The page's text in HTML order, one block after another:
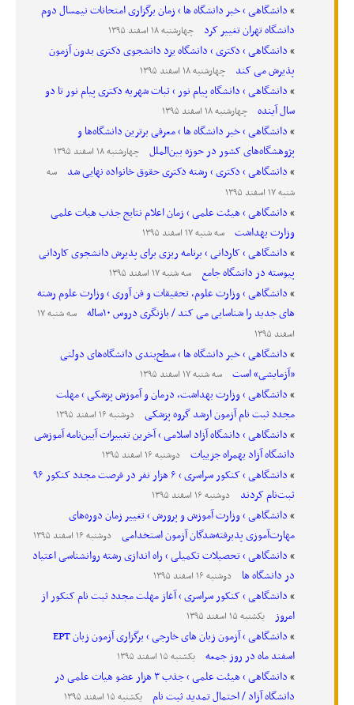
دانشگاهی › خبر دانشگاه ها › زمان برگزاری امتحانات نیمسال دوم
دانشگاه تهران تغییر کرد
چهارشنبه ۱۸ اسفند ۱۳۹۵
دانشگاهی › دکتری › دانشگاه یزد دانشجوی دکتری بدون آزمون
پذیرش می کند
چهارشنبه ۱۸ اسفند ۱۳۹۵
دانشگاهی › دانشگاه پیام نور › ثبات شهریه دکتری پیام نور تا دو
سال آینده
چهارشنبه ۱۸ اسفند ۱۳۹۵
دانشگاهی › خبر دانشگاه ها › معرفی برترین دانشگاه‌ها و
پژوهشگاه‌های کشور در حوزه بین‌الملل
چهارشنبه ۱۸ اسفند ۱۳۹۵
دانشگاهی › دکتری › رشته دکتری حقوق خانواده نهایی شد
سه
شنبه ۱۷ اسفند ۱۳۹۵
دانشگاهی › هیئت علمی › زمان اعلام نتایج جذب هیات علمی
وزارت بهداشت
سه شنبه ۱۷ اسفند ۱۳۹۵
دانشگاهی › کاردانی › برنامه ریزی برای پذیرش دانشجوی کاردانی
پیوسته در دانشگاه جامع
سه شنبه ۱۷ اسفند ۱۳۹۵
دانشگاهی › وزارت علوم، تحقیقات و فن آوری › وزارت علوم رشته
های جدید را شناسایی می کند / بازنگری دروس ۱۰ساله
سه شنبه ۱۷
اسفند ۱۳۹۵
دانشگاهی › خبر دانشگاه ها › سطح‌بندی دانشگاه‌های دولتی
«آزمایشی» است
سه شنبه ۱۷ اسفند ۱۳۹۵
دانشگاهی › وزارت بهداشت، درمان و آموزش پزشکی › مهلت
مجدد ثبت نام آزمون ارشد گروه پزشکی
دوشنبه ۱۶ اسفند ۱۳۹۵
دانشگاهی › دانشگاه آزاد اسلامی › آخرین تغییرات آیین‌نامه آموزشی
دانشگاه آزاد بهمراه جزییات
دوشنبه ۱۶ اسفند ۱۳۹۵
دانشگاهی › کنکور سراسری › ۶ هزار نفر در فرصت مجدد کنکور ۹۶
ثبت‌نام کردند
دوشنبه ۱۶ اسفند ۱۳۹۵
دانشگاهی › وزارت آموزش و پرورش › تغییر زمان دوره‌های
مهارت‌آموزی پذیرفته‌شدگان آزمون استخدامی
دوشنبه ۱۶ اسفند ۱۳۹۵
دانشگاهی › تحصیلات تکمیلی › راه اندازی رشته روانشناسی اعتیاد
در دانشگاه ها
دوشنبه ۱۶ اسفند ۱۳۹۵
دانشگاهی › کنکور سراسری › آغاز مهلت مجدد ثبت نام کنکور از
امروز
یکشنبه ۱۵ اسفند ۱۳۹۵
دانشگاهی › آزمون زبان های خارجی › برگزاری آزمون زبان EPT
اسفند ماه در روز جمعه
یکشنبه ۱۵ اسفند ۱۳۹۵
دانشگاهی › هیئت علمی › جذب ۳ هزار عضو هیات علمی در
دانشگاه آزاد / احتمال تمدید ثبت نام
یکشنبه ۱۵ اسفند ۱۳۹۵